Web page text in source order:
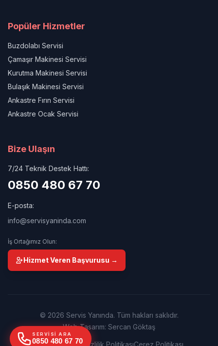
Popüler Hizmetler
Buzdolabı Servisi
Çamaşır Makinesi Servisi
Kurutma Makinesi Servisi
Bulaşık Makinesi Servisi
Ankastre Fırın Servisi
Ankastre Ocak Servisi
Bize Ulaşın
7/24 Teknik Destek Hattı:
0850 480 67 70
E-posta:
info@servisyaninda.com
İş Ortağımız Olun:
Hizmet Veren Başvurusu →
© 2026 Servis Yanında. Tüm hakları saklıdır.
Web Tasarım: Sercan Göktaş
Kullanım Şartları Gizlilik PolitikasıÇerez Politikası
SERVISI ARA
0850 480 67 70